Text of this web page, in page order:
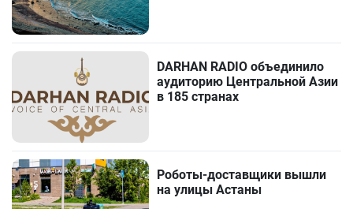
DARHAN RADIO объединило
аудиторию Центральной Азии
в 185 странах
Роботы-доставщики вышли
на улицы Астаны